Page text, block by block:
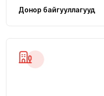
Донор байгууллагууд